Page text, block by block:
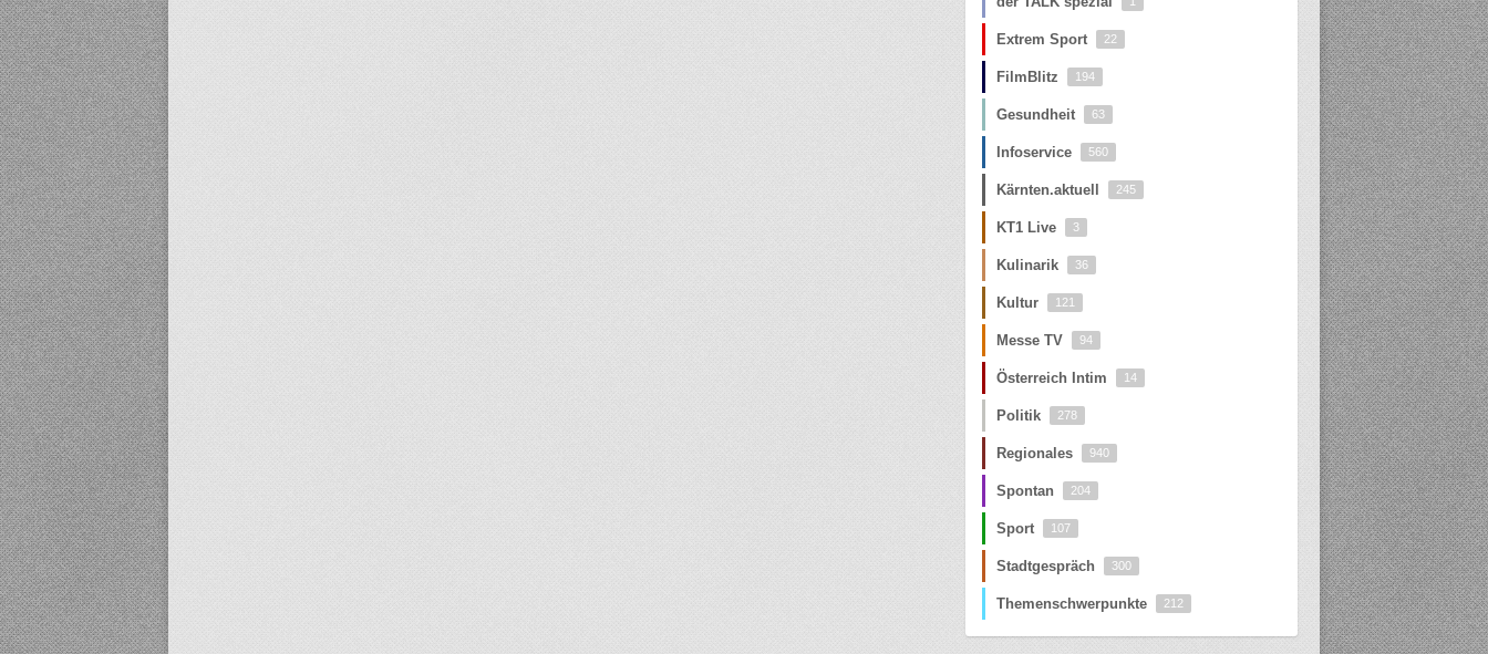
Extrem Sport 22
FilmBlitz 194
Gesundheit 63
Infoservice 560
Kärnten.aktuell 245
KT1 Live 3
Kulinarik 36
Kultur 121
Messe TV 94
Österreich Intim 14
Politik 278
Regionales 940
Spontan 204
Sport 107
Stadtgespräch 300
Themenschwerpunkte 212